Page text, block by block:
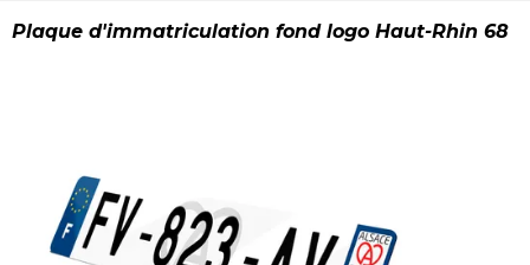
Plaque d'immatriculation fond logo Haut-Rhin 68